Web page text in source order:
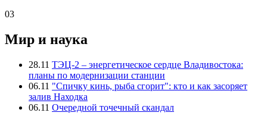
03
Мир и наука
28.11 ТЭЦ-2 – энергетическое сердце Владивостока:
планы по модернизации станции
06.11 "Спичку кинь, рыба сгорит": кто и как засоряет
залив Находка
06.11 Очередной точечный скандал